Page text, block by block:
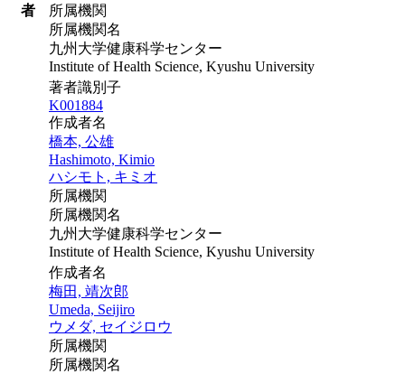
者
所属機関
所属機関名
九州大学健康科学センター
Institute of Health Science, Kyushu University
著者識別子
K001884
作成者名
橋本, 公雄
Hashimoto, Kimio
ハシモト, キミオ
所属機関
所属機関名
九州大学健康科学センター
Institute of Health Science, Kyushu University
作成者名
梅田, 靖次郎
Umeda, Seijiro
ウメダ, セイジロウ
所属機関
所属機関名